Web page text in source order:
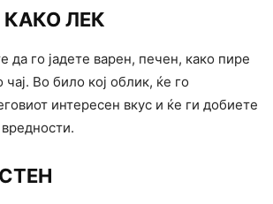
ЛЕК
да го јадете варен, печен, како пире
Во било кој облик, ќе го
интересен вкус и ќе ги добиете